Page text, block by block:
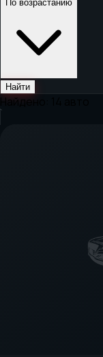
По возрастанию
Найти
Найдено: